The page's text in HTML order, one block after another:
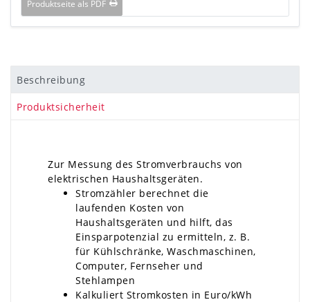
Produktseite als PDF
Beschreibung
Produktsicherheit
Zur Messung des Stromverbrauchs von
elektrischen Haushaltsgeräten.
Stromzähler berechnet die
laufenden Kosten von
Haushaltsgeräten und hilft, das
Einsparpotenzial zu ermitteln, z. B.
für Kühlschränke, Waschmaschinen,
Computer, Fernseher und
Stehlampen
Kalkuliert Stromkosten in Euro/kWh